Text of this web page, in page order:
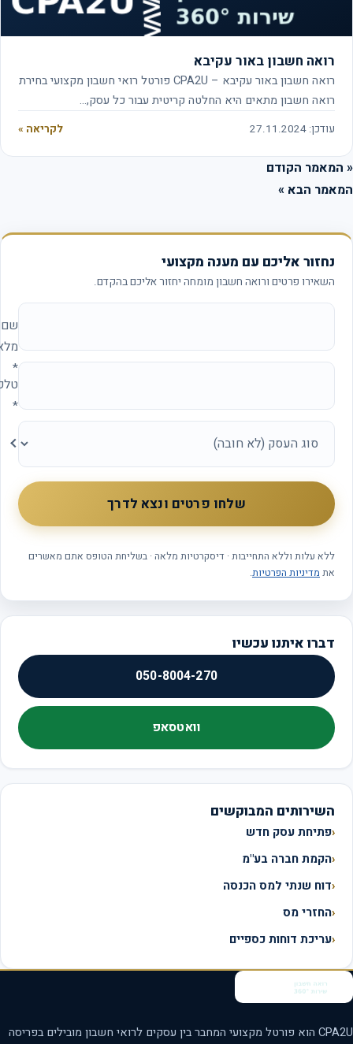
רואה חשבון באור עקיבא
רואה חשבון באור עקיבא – CPA2U פורטל רואי חשבון מקצועי בחירת
רואה חשבון מתאים היא החלטה קריטית עבור כל עסק,…
עודכן: 27.11.2024 לקריאה »
הקודם
הבא »
נחזור אליכם עם מענה מקצועי
השאירו פרטים ורואה חשבון מומחה יחזור אליכם בהקדם.
אתר החברה (להשאיר ריק)
שם
מלא
טלפון
*
העסק
שלחו פרטים ונצא לדרך
ללא עלות וללא התחייבות · דיסקרטיות מלאה · בשליחת הטופס אתם מאשרים
אתמדיניות הפרטיות.
דברו איתנו עכשיו
050-8004-270
וואטסאפ
השירותים המבוקשים
פתיחת עסק חדש
הקמת חברה בע"מ
דוח שנתי למס הכנסה
החזרי מס
עריכת דוחות כספיים
CPA2U הוא פורטל מקצועי המחבר בין עסקים לרואי חשבון מובילים בפריסה